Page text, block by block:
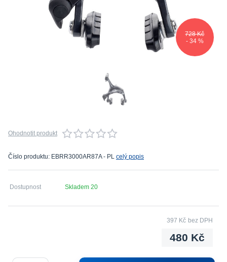
728 Kč
- 34 %
Ohodnotit produkt
Číslo produktu: EBRR3000AR87A - PL celý popis
Dostupnost Skladem 20
480 Kč
397 Kč bez DPH